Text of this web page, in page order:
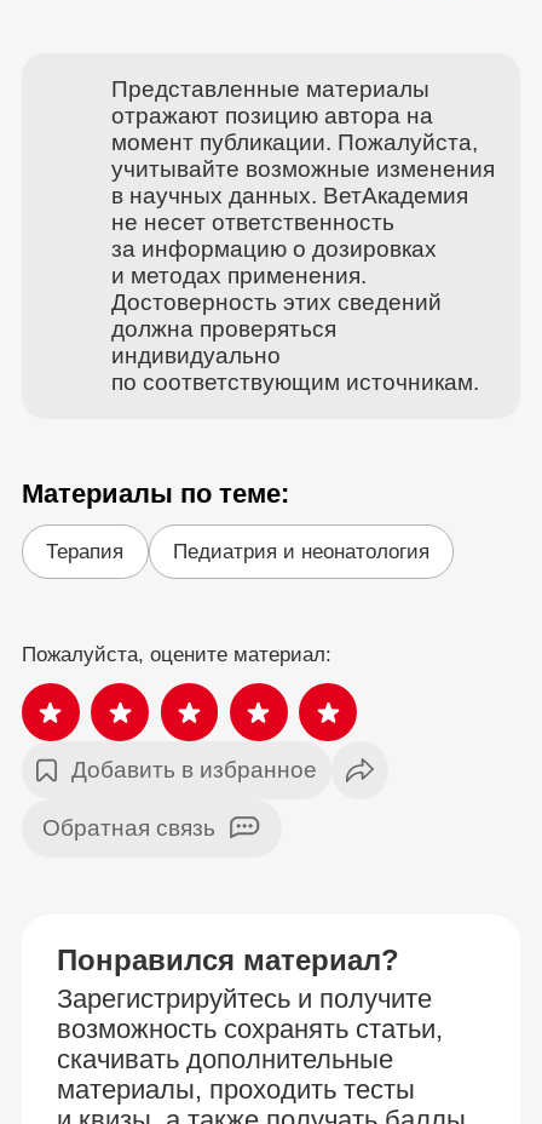
Представленные материалы
отражают позицию автора на
момент публикации. Пожалуйста,
учитывайте возможные изменения
в научных данных. ВетАкадемия
не несет ответственность
за информацию о дозировках
и методах применения.
Достоверность этих сведений
должна проверяться
индивидуально
по соответствующим источникам.
Материалы по теме:
Терапия Педиатрия и неонатология
Пожалуйста, оцените материал:
Добавить в избранное
Обратная связь
Понравился материал?
Зарегистрируйтесь и получите
возможность сохранять статьи,
скачивать дополнительные
материалы, проходить тесты